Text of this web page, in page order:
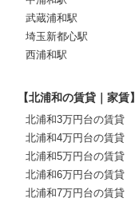
武蔵浦和駅
埼玉新都心駅
西浦和駅
【北浦和の賃貸｜家賃】
北浦和3万円台の賃貸
北浦和4万円台の賃貸
北浦和5万円台の賃貸
北浦和6万円台の賃貸
北浦和7万円台の賃貸